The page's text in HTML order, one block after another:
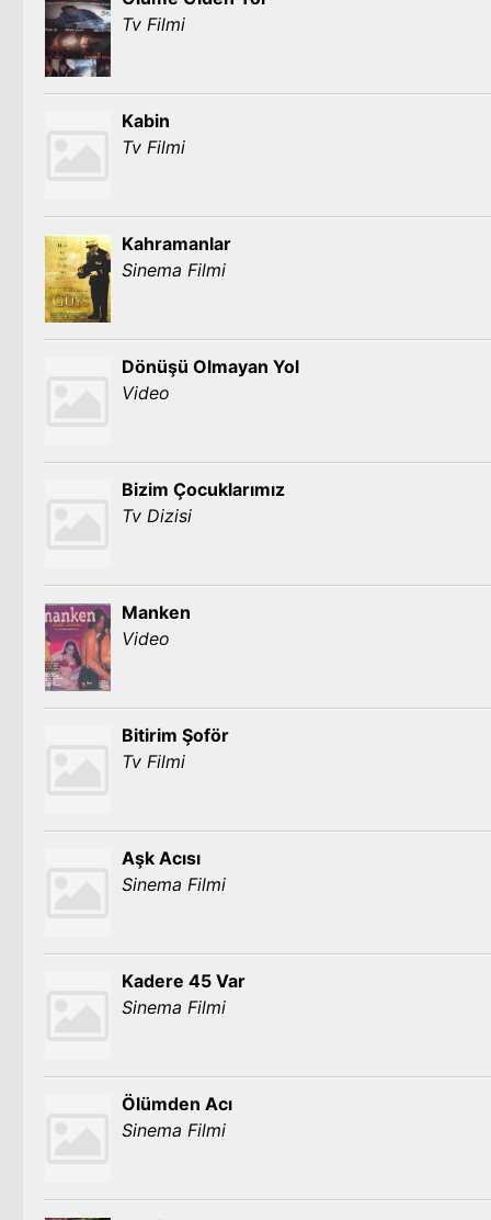
Tv Filmi
Kabin
Tv Filmi
Kahramanlar
Sinema Filmi
Dönüşü Olmayan Yol
Video
Bizim Çocuklarımız
Tv Dizisi
Manken
Video
Bitirim Şoför
Tv Filmi
Aşk Acısı
Sinema Filmi
Kadere 45 Var
Sinema Filmi
Ölümden Acı
Sinema Filmi